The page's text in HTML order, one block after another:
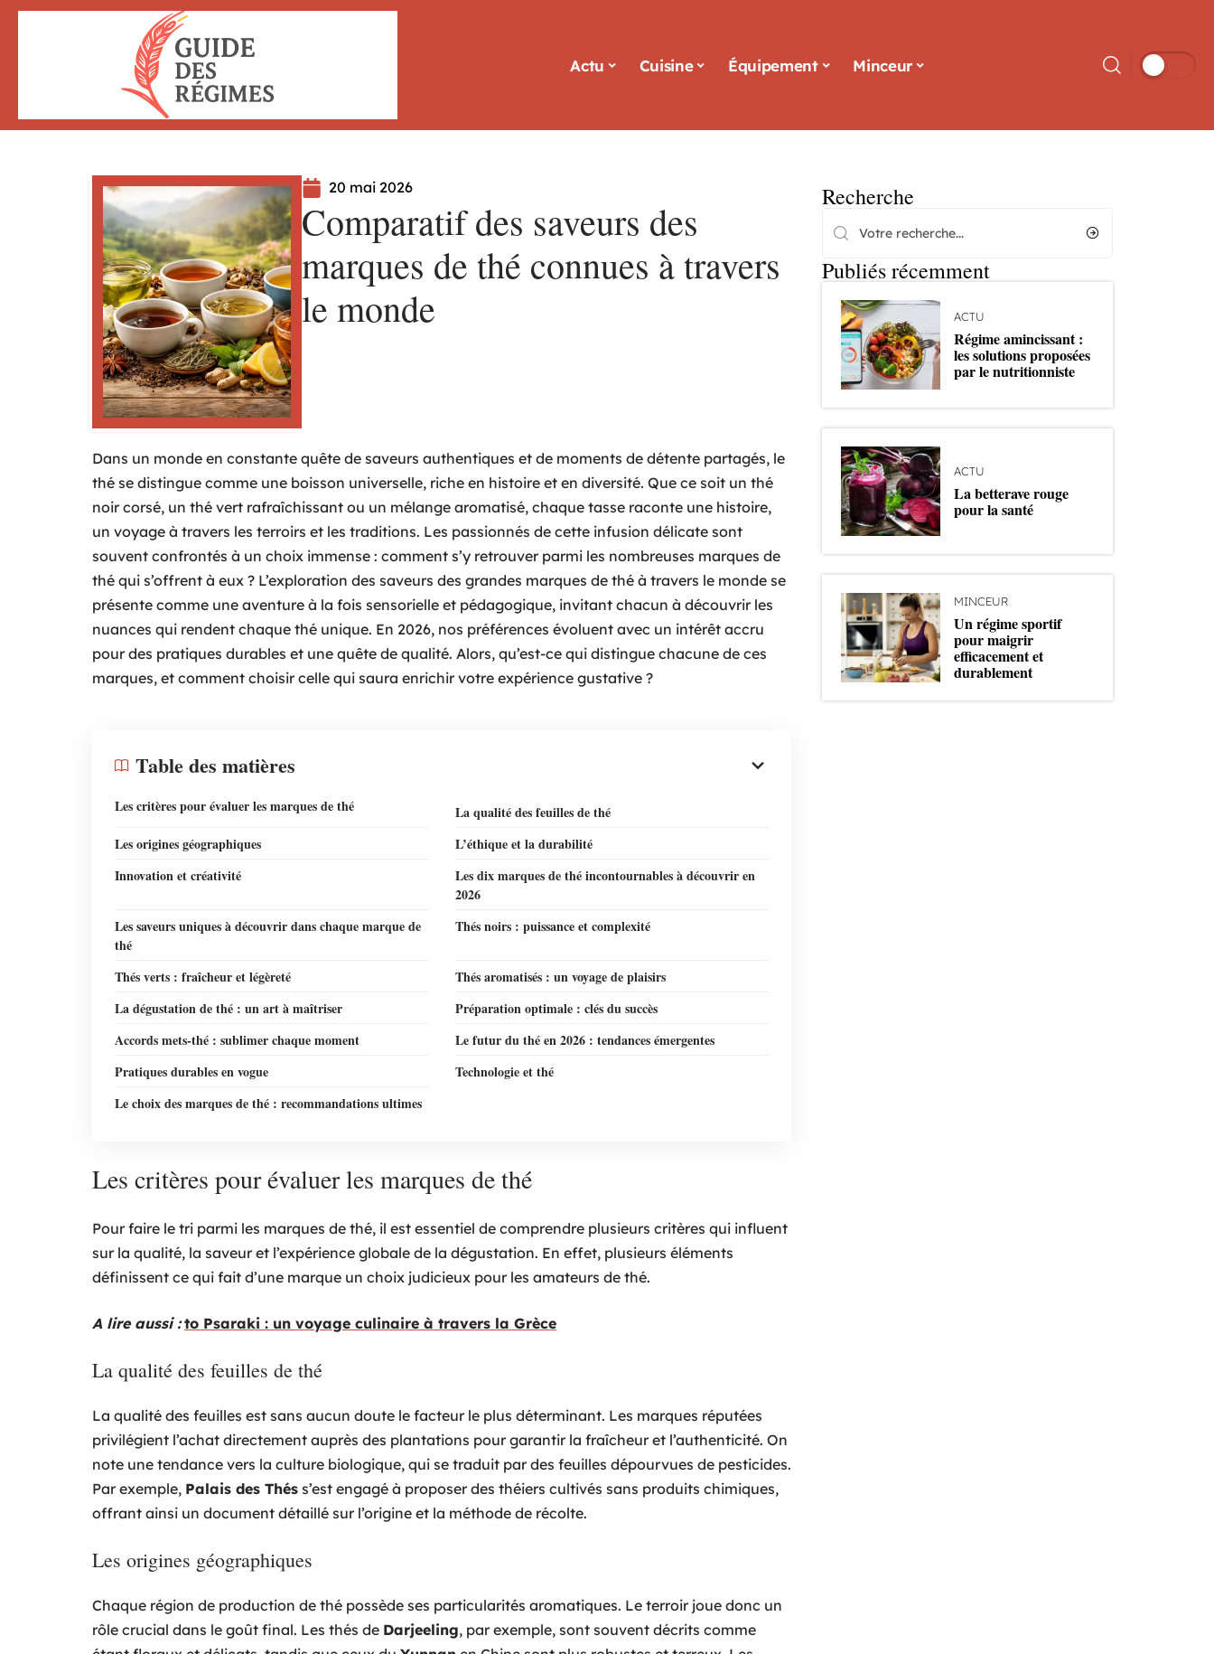
Actu Cuisine Équipement Minceur
20 mai 2026
Comparatif des saveurs des
marques de thé connues à travers
le monde
Dans un monde en constante quête de saveurs authentiques et de moments de détente partagés, le
thé se distingue comme une boisson universelle, riche en histoire et en diversité. Que ce soit un thé
noir corsé, un thé vert rafraîchissant ou un mélange aromatisé, chaque tasse raconte une histoire,
un voyage à travers les terroirs et les traditions. Les passionnés de cette infusion délicate sont
souvent confrontés à un choix immense : comment s’y retrouver parmi les nombreuses marques de
thé qui s’offrent à eux ? L’exploration des saveurs des grandes marques de thé à travers le monde se
présente comme une aventure à la fois sensorielle et pédagogique, invitant chacun à découvrir les
nuances qui rendent chaque thé unique. En 2026, nos préférences évoluent avec un intérêt accru
pour des pratiques durables et une quête de qualité. Alors, qu’est-ce qui distingue chacune de ces
marques, et comment choisir celle qui saura enrichir votre expérience gustative ?
Table des matières
Les critères pour évaluer les marques de thé
La qualité des feuilles de thé
Les origines géographiques
L’éthique et la durabilité
Innovation et créativité
Les dix marques de thé incontournables à découvrir en
2026
Les saveurs uniques à découvrir dans chaque marque de
thé
Thés noirs : puissance et complexité
Thés verts : fraîcheur et légèreté
Thés aromatisés : un voyage de plaisirs
La dégustation de thé : un art à maîtriser
Préparation optimale : clés du succès
Accords mets-thé : sublimer chaque moment
Le futur du thé en 2026 : tendances émergentes
Pratiques durables en vogue
Technologie et thé
Le choix des marques de thé : recommandations ultimes
Les critères pour évaluer les marques de thé
Pour faire le tri parmi les marques de thé, il est essentiel de comprendre plusieurs critères qui influent
sur la qualité, la saveur et l’expérience globale de la dégustation. En effet, plusieurs éléments
définissent ce qui fait d’une marque un choix judicieux pour les amateurs de thé.
A lire aussi : to Psaraki : un voyage culinaire à travers la Grèce
La qualité des feuilles de thé
La qualité des feuilles est sans aucun doute le facteur le plus déterminant. Les marques réputées
privilégient l’achat directement auprès des plantations pour garantir la fraîcheur et l’authenticité. On
note une tendance vers la culture biologique, qui se traduit par des feuilles dépourvues de pesticides.
Par exemple, Palais des Thés s’est engagé à proposer des théiers cultivés sans produits chimiques,
offrant ainsi un document détaillé sur l’origine et la méthode de récolte.
Les origines géographiques
Chaque région de production de thé possède ses particularités aromatiques. Le terroir joue donc un
rôle crucial dans le goût final. Les thés de Darjeeling, par exemple, sont souvent décrits comme
Recherche
Publiés récemment
ACTU
Régime amincissant :
les solutions proposées
par le nutritionniste
ACTU
La betterave rouge
pour la santé
MINCEUR
Un régime sportif
pour maigrir
efficacement et
durablement